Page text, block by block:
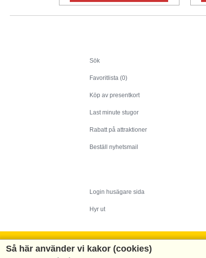
Sök
Favoritlista (0)
Köp av presentkort
Last minute stugor
Rabatt på attraktioner
Beställ nyhetsmail
Login husägare sida
Hyr ut
Så här använder vi kakor (cookies)